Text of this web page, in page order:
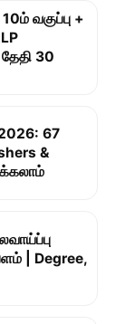
வகுப்பு +
30
67
&
| Degree,